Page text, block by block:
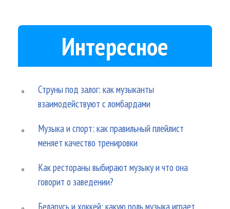
Интересное
Струны под залог: как музыканты
взаимодействуют с ломбардами
Музыка и спорт: как правильный плейлист
меняет качество тренировки
Как рестораны выбирают музыку и что она
говорит о заведении?
Беларусь и хоккей: какую роль музыка играет